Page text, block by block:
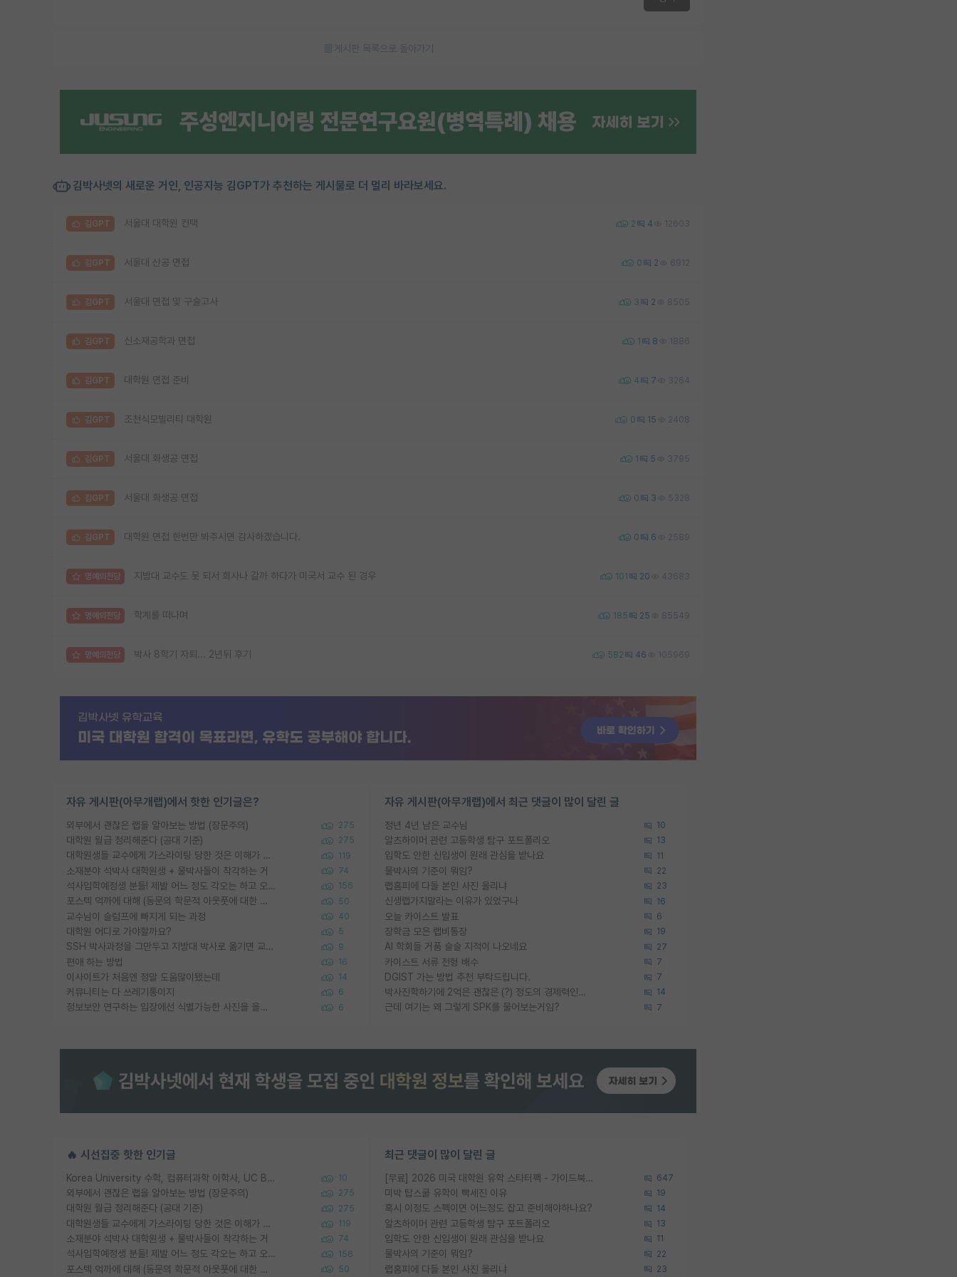
게시판 목록으로 돌아가기
김박사넷의 새로운 거인, 인공지능 김GPT가 추천하는 게시물로 더 멀리 바라보세요.
김GPT 서울대 대학원 컨택 2 4 12603
김GPT 서울대 산공 면접 0 2 6912
김GPT 서울대 면접 및 구술고사 3 2 8505
김GPT 신소재공학과 면접 1 8 1886
김GPT 대학원 면접 준비 4 7 3264
김GPT 조천식모빌리티 대학원 0 15 2408
김GPT 서울대 화생공 면접 1 5 3795
김GPT 서울대 화생공 면접 0 3 5328
김GPT 대학원 면접 한번만 봐주시면 감사하겠습니다. 0 6 2589
명예의전당 지방대 교수도 못 되서 회사나 갈까 하다가 미국서 교수 된 경우 101 20 43683
명예의전당 학계를 떠나며 185 25 85549
명예의전당 박사 8학기 자퇴... 2년뒤 후기 582 46 105969
자유 게시판(아무개랩)에서 핫한 인기글은?
외부에서 괜찮은 랩을 알아보는 방법 (장문주의) 275
대학원 월급 정리해준다 (공대 기준) 275
대학원생들 교수에게 가스라이팅 당한 것은 이해가 갑니다. 안타깝네요. 119
소재분야 석박사 대학원생 + 물박사들이 착각하는 거 74
석사입학예정생 분들! 제발 어느 정도 각오는 하고 오세요. 156
포스텍 억까에 대해 (동문의 학문적 아웃풋에 대한 반박) 50
교수님이 슬럼프에 빠지게 되는 과정 40
대학원 어디로 가야할까요? 5
SSH 박사과정을 그만두고 지방대 박사로 옮기면 교수의 꿈은 끝일까요? 9
편애 하는 방법 16
이사이트가 처음엔 정말 도움많이됐는데 14
커뮤니티는 다 쓰레기통이지 6
정보보안 연구하는 입장에선 식별가능한 사진을 올리는건 비추이긴함 6
자유 게시판(아무개랩)에서 최근 댓글이 많이 달린 글
정년 4년 남은 교수님 10
알츠하이머 관련 고등학생 탐구 포트폴리오 13
입학도 안한 신입생이 원래 관심을 받나요 11
물박사의 기준이 뭐임? 22
랩홈피에 다들 본인 사진 올리냐 23
신생랩가지말라는 이유가 있었구나 16
오늘 카이스트 발표 6
장학금 모은 랩비통장 19
AI 학회들 거품 슬슬 지적이 나오네요 27
카이스트 서류 전형 배수 7
DGIST 가는 방법 추천 부탁드립니다. 7
박사진학하기에 2억은 괜찮은 (?) 정도의 경제력인가요 14
근데 여기는 왜 그렇게 SPK를 물어보는거임? 7
🔥 시선집중 핫한 인기글
Korea University 수학, 컴퓨터과학 이학사, UC Berkeley 산업공학 대학원 공학박사가 되는 것은 쉽지 않겠죠? 10
외부에서 괜찮은 랩을 알아보는 방법 (장문주의) 275
대학원 월급 정리해준다 (공대 기준) 275
대학원생들 교수에게 가스라이팅 당한 것은 이해가 갑니다. 안타깝네요. 119
소재분야 석박사 대학원생 + 물박사들이 착각하는 거 74
석사입학예정생 분들! 제발 어느 정도 각오는 하고 오세요. 156
포스텍 억까에 대해 (동문의 학문적 아웃풋에 대한 반박) 50
최근 댓글이 많이 달린 글
[무료] 2026 미국 대학원 유학 스타터팩 - 가이드북 & 합격자 컨택메일 템플릿 647
미박 탑스쿨 유학이 빡세진 이유 19
혹시 이정도 스펙이면 어느정도 잡고 준비해야하나요? 14
알츠하이머 관련 고등학생 탐구 포트폴리오 13
입학도 안한 신입생이 원래 관심을 받나요 11
물박사의 기준이 뭐임? 22
랩홈피에 다들 본인 사진 올리냐 23